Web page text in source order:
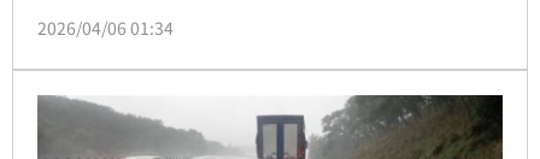
頭部出現血腫、左大腿多出一道長達15公分的撕裂傷，
展開一場與死神拔河的搶命大戰，並順利將人救出送
醫。
2026/04/06 01:34